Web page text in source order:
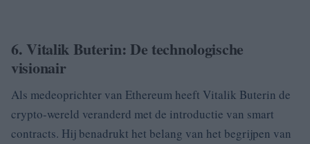
6. Vitalik Buterin: De technologische
visionair
Als medeoprichter van Ethereum heeft Vitalik Buterin de
crypto-wereld veranderd met de introductie van smart
contracts. Hij benadrukt het belang van het begrijpen van